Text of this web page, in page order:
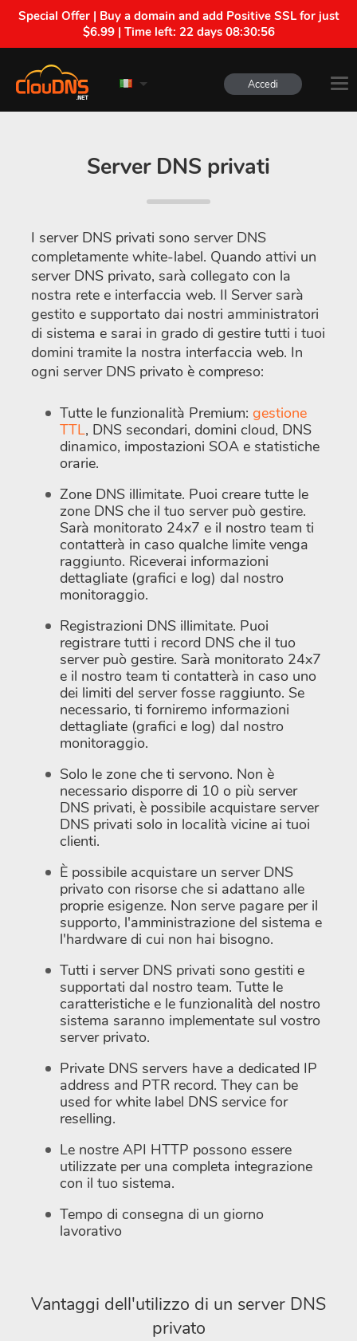
Special Offer | Buy a domain and add Positive SSL for just
$6.99 | Time left: 22 days 08:30:56
Accedi
Server DNS privati
I server DNS privati sono server DNS
completamente white-label. Quando attivi un
server DNS privato, sarà collegato con la
nostra rete e interfaccia web. Il Server sarà
gestito e supportato dai nostri amministratori
di sistema e sarai in grado di gestire tutti i tuoi
domini tramite la nostra interfaccia web. In
ogni server DNS privato è compreso:
Tutte le funzionalità Premium: gestione
TTL, DNS secondari, domini cloud, DNS
dinamico, impostazioni SOA e statistiche
orarie.
Zone DNS illimitate. Puoi creare tutte le
zone DNS che il tuo server può gestire.
Sarà monitorato 24x7 e il nostro team ti
contatterà in caso qualche limite venga
raggiunto. Riceverai informazioni
dettagliate (grafici e log) dal nostro
monitoraggio.
Registrazioni DNS illimitate. Puoi
registrare tutti i record DNS che il tuo
server può gestire. Sarà monitorato 24x7
e il nostro team ti contatterà in caso uno
dei limiti del server fosse raggiunto. Se
necessario, ti forniremo informazioni
dettagliate (grafici e log) dal nostro
monitoraggio.
Solo le zone che ti servono. Non è
necessario disporre di 10 o più server
DNS privati, è possibile acquistare server
DNS privati solo in località vicine ai tuoi
clienti.
È possibile acquistare un server DNS
privato con risorse che si adattano alle
proprie esigenze. Non serve pagare per il
supporto, l'amministrazione del sistema e
l'hardware di cui non hai bisogno.
Tutti i server DNS privati sono gestiti e
supportati dal nostro team. Tutte le
caratteristiche e le funzionalità del nostro
sistema saranno implementate sul vostro
server privato.
Private DNS servers have a dedicated IP
address and PTR record. They can be
used for white label DNS service for
reselling.
Le nostre API HTTP possono essere
utilizzate per una completa integrazione
con il tuo sistema.
Tempo di consegna di un giorno
lavorativo
Vantaggi dell'utilizzo di un server DNS
privato